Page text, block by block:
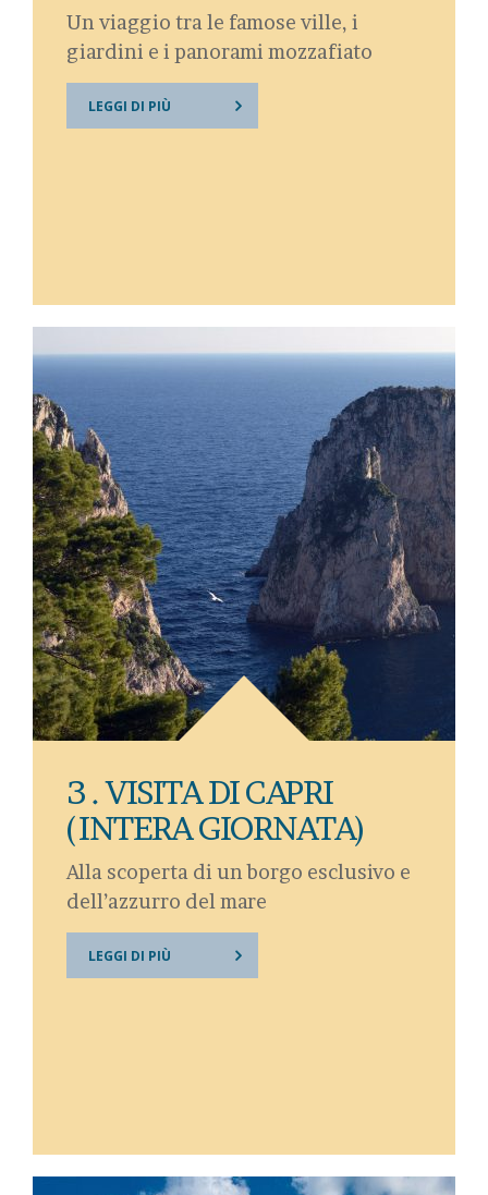
Un viaggio tra le famose ville, i
giardini e i panorami mozzafiato
LEGGI DI PIÙ
3 . VISITA DI CAPRI
(INTERA GIORNATA)
Alla scoperta di un borgo esclusivo e
dell’azzurro del mare
LEGGI DI PIÙ